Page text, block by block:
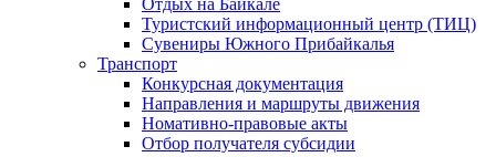
Отдых на Байкале
Туристский информационный центр (ТИЦ)
Сувениры Южного Прибайкалья
Транспорт
Конкурсная документация
Направления и маршруты движения
Номативно-правовые акты
Отбор получателя субсидии